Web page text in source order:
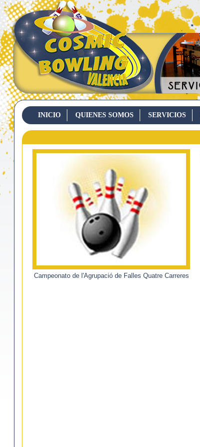
INICIO QUIENES SOMOS SERVICIOS
CONTACTO
Campeonato de l'Agrupació de Falles Quatre Carreres